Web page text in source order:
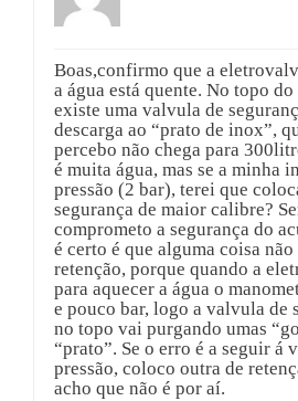
Boas,confirmo que a
a água está quente. No topo
existe uma valvula de
descarga ao “prato de inox”,
percebo não chega para
é muita água, mas se a minha
pressão (2 bar), terei que
segurança de maior calibre?
comprometo a segurança do
é certo é que alguma coisa não
retenção, porque quando a
para aquecer a água o
e pouco bar, logo a valvula de
no topo vai purgando umas
“prato”. Se o erro é a seguir á
pressão, coloco outra de
acho que não é por aí.